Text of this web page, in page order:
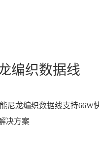
编织数据线
尼龙编织数据线支持
决方案